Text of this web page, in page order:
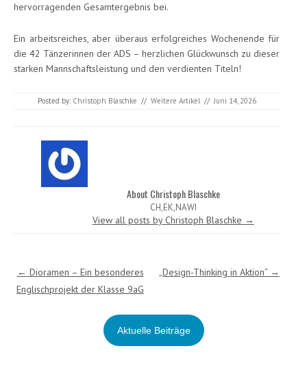
hervorragenden Gesamtergebnis bei.
Ein arbeitsreiches, aber überaus erfolgreiches Wochenende für
die 42 Tänzerinnen der ADS – herzlichen Glückwunsch zu dieser
starken Mannschaftsleistung und den verdienten Titeln!
Posted by: Christoph Blaschke // Weitere Artikel // Juni 14, 2026
About Christoph Blaschke
CH,EK,NAWI
View all posts by Christoph Blaschke →
Post navigation
← Dioramen – Ein besonderes
Englischprojekt der Klasse 9aG
„Design-Thinking in Aktion“ →
Aktuelle Beiträge